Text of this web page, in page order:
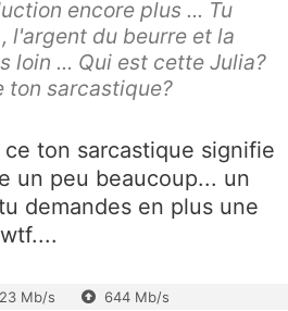
encore plus ... Tu
l'argent du beurre et la
loin ... Qui est cette Julia?
ton sarcastique?
ton sarcastique signifie
un peu beaucoup... un
demandes en plus une
Mb/s 644 Mb/s